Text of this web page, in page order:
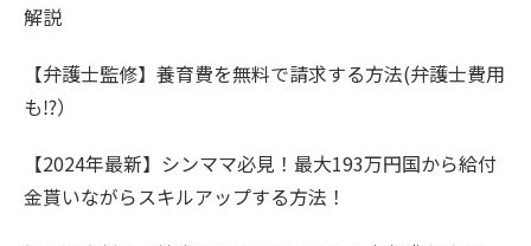
解説
【弁護士監修】養育費を無料で請求する方法(弁護士費用
も⁉）
【2024年最新】シンママ必見！最大193万円国から給付
金貰いながらスキルアップする方法！